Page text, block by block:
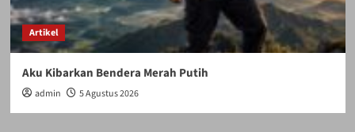
Artikel
Aku Kibarkan Bendera Merah Putih
admin 5 Agustus 2026